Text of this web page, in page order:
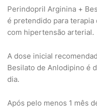
Perindopril Arginina +
é pretendido para
com hipertensão arterial.
A dose inicial
Besilato de Anlodipino é
dia.
Após pelo menos 1 mês